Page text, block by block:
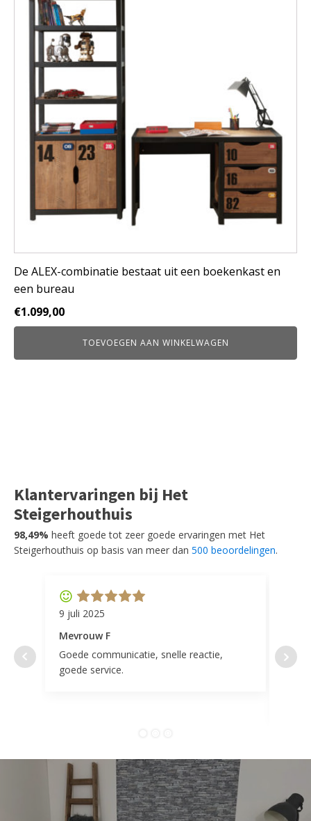
De ALEX-combinatie bestaat uit een boekenkast en
een bureau
€1.099,00
TOEVOEGEN AAN WINKELWAGEN
Klantervaringen bij Het
Steigerhouthuis
98,49% heeft goede tot zeer goede ervaringen met Het
Steigerhouthuis op basis van meer dan 500 beoordelingen.
9 juli 2025
Mevrouw F
Goede communicatie, snelle reactie,
goede service.
door